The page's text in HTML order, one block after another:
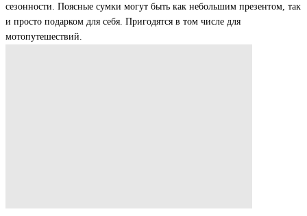
сезонности. Поясные сумки могут быть как небольшим презентом, так
и просто подарком для себя. Пригодятся в том числе для
мотопутешествий.